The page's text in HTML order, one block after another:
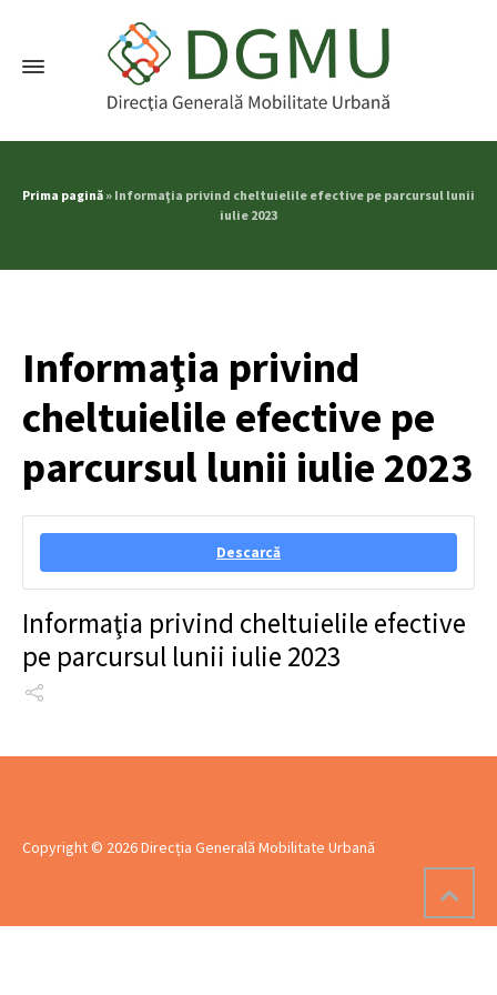
Prima pagină » Informaţia privind cheltuielile efective pe parcursul lunii
iulie 2023
Informaţia privind
cheltuielile efective pe
parcursul lunii iulie 2023
Descarcă
Informaţia privind cheltuielile efective
pe parcursul lunii iulie 2023
Copyright © 2026 Direcția Generală Mobilitate Urbană